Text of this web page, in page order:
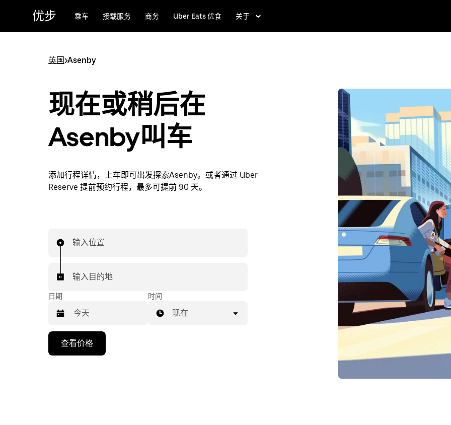
优步 乘车 接载服务 商务 Uber Eats 优食 关于
英国>Asenby
现在或稍后在
Asenby叫车
添加行程详情，上车即可出发探索Asenby。或者通过 Uber
Reserve 提前预约行程，最多可提前 90 天。
输入位置
输入目的地
日期
向
时间
现在
查看价格